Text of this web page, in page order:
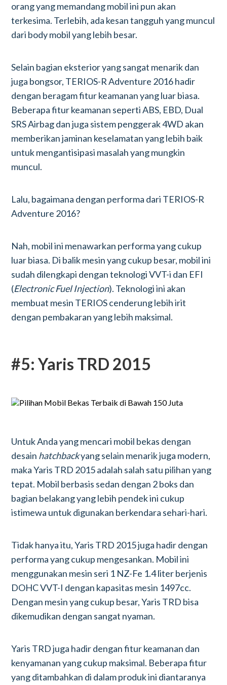
orang yang memandang mobil ini pun akan
terkesima. Terlebih, ada kesan tangguh yang muncul
dari body mobil yang lebih besar.
Selain bagian eksterior yang sangat menarik dan
juga bongsor, TERIOS-R Adventure 2016 hadir
dengan beragam fitur keamanan yang luar biasa.
Beberapa fitur keamanan seperti ABS, EBD, Dual
SRS Airbag dan juga sistem penggerak 4WD akan
memberikan jaminan keselamatan yang lebih baik
untuk mengantisipasi masalah yang mungkin
muncul.
Lalu, bagaimana dengan performa dari TERIOS-R
Adventure 2016?
Nah, mobil ini menawarkan performa yang cukup
luar biasa. Di balik mesin yang cukup besar, mobil ini
sudah dilengkapi dengan teknologi VVT-i dan EFI
(Electronic Fuel Injection). Teknologi ini akan
membuat mesin TERIOS cenderung lebih irit
dengan pembakaran yang lebih maksimal.
#5: Yaris TRD 2015
Untuk Anda yang mencari mobil bekas dengan
desain hatchbackyang selain menarik juga modern,
maka Yaris TRD 2015 adalah salah satu pilihan yang
tepat. Mobil berbasis sedan dengan 2 boks dan
bagian belakang yang lebih pendek ini cukup
istimewa untuk digunakan berkendara sehari-hari.
Tidak hanya itu, Yaris TRD 2015 juga hadir dengan
performa yang cukup mengesankan. Mobil ini
menggunakan mesin seri 1 NZ-Fe 1.4 liter berjenis
DOHC VVT-I dengan kapasitas mesin 1497cc.
Dengan mesin yang cukup besar, Yaris TRD bisa
dikemudikan dengan sangat nyaman.
Yaris TRD juga hadir dengan fitur keamanan dan
kenyamanan yang cukup maksimal. Beberapa fitur
yang ditambahkan di dalam produk ini diantaranya